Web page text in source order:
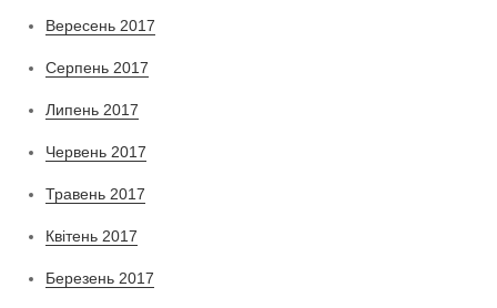
Вересень 2017
Серпень 2017
Липень 2017
Червень 2017
Травень 2017
Квітень 2017
Березень 2017